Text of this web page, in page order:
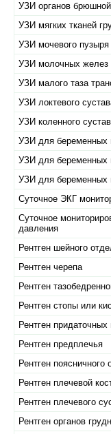
УЗИ органов
УЗИ мягких тканей
УЗИ мочевого пузыря
УЗИ молочных желез
УЗИ малого таза
УЗИ локтевого
УЗИ коленного
УЗИ для беременных
УЗИ для беременных
УЗИ для беременных
Суточное ЭКГ
Суточное
давления
Рентген шейного
Рентген черепа
Рентген
Рентген стопы или
Рентген придаточных
Рентген предплечья
Рентген поясничного
Рентген плечевой
Рентген плечевого
Рентген органов